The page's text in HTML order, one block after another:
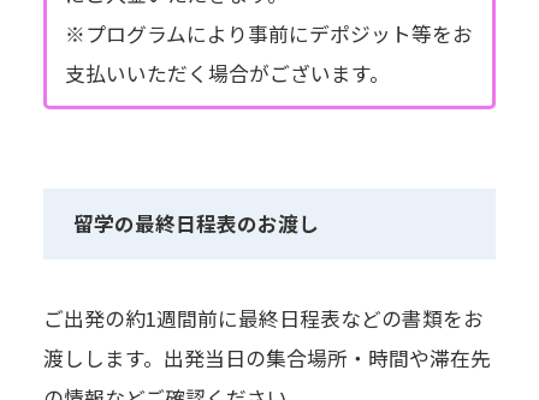
※プログラムにより事前にデポジット等をお
支払いいただく場合がございます。
留学の最終日程表のお渡し
ご出発の約1週間前に最終日程表などの書類をお
渡しします。出発当日の集合場所・時間や滞在先